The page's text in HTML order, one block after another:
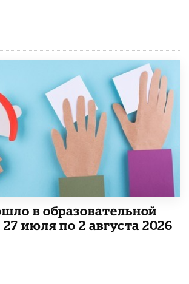
в образовательной
июля по 2 августа 2026